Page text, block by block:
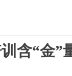
含“金”